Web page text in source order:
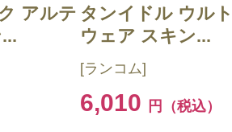
アルテ タンイドル ウル
ウェア スキン...
[ランコム]
6,010 円（税込）